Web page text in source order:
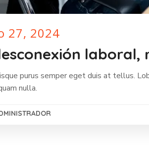
27, 2024
laboral,
purus semper eget duis at tellus.
nulla.